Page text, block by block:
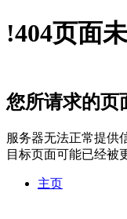
!404页面
您所请求的页
服务器无法正常提供
目标页面可能已经被
主页